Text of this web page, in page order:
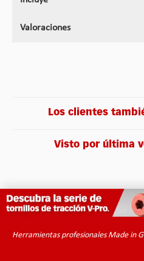
Valoraciones
Los clientes
Visto por última
Herramientas profesionales Made in